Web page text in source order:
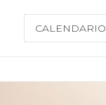
CALENDARIO